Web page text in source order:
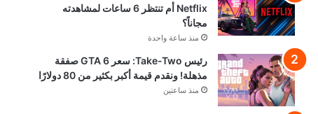
Netflix أم تنتظر 6 ساعات لمشاهدته
مجاناً؟
منذ ساعة واحدة
رئيس Take-Two: سعر GTA 6 صفقة
مذهلة! ونقدم قيمة أكبر بكثير من 80 دولارًا
منذ ساعتين